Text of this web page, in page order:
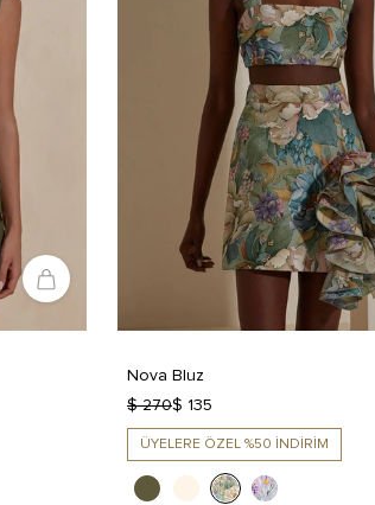
Nova Bluz
$ 270$ 135
ÜYELERE ÖZEL %50 İNDİRİM